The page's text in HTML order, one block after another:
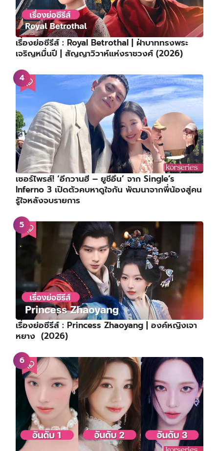
เรื่องย่อซีรีส์ : Royal Betrothal | ฝ่าบาททรงพระ
เจริญหมื่นปี | สัญญาวิวาห์แห่งราชวงศ์ (2026)
เซอร์ไพรส์! ‘อีกวานฮี – ยูชีอึน’ จาก Single’s
Inferno 3 เปิดตัวคบหาดูใจกัน พัฒนาจากพี่น้องสู่คน
รู้ใจหลังจบรายการ
เรื่องย่อซีรีส์ : Princess Zhaoyang | องค์หญิงเจา
หยาง (2026)